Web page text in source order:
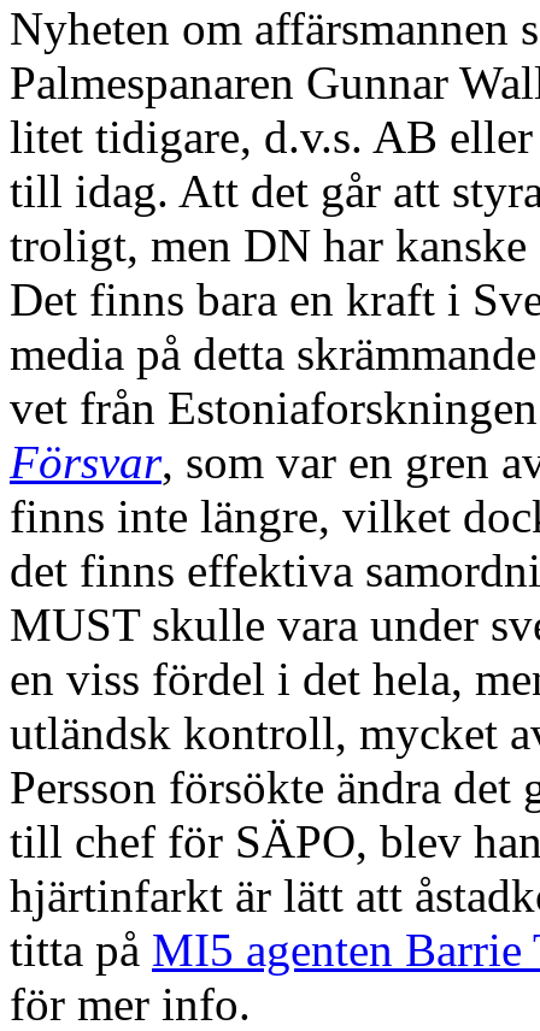
Nyheten om affärsmannen
Palmespanaren Gunnar
litet tidigare, d.v.s. AB
till idag. Att det går att
troligt, men DN har kanske
Det finns bara en kraft i
media på detta
vet från
Försvar, som var en gren
finns inte längre, vilket
det finns effektiva
MUST skulle vara under
en viss fördel i det hela,
utländsk kontroll, mycket
Persson försökte ändra det
till chef för SÄPO, blev
hjärtinfarkt är lätt att
titta på MI5 agenten
för mer info.